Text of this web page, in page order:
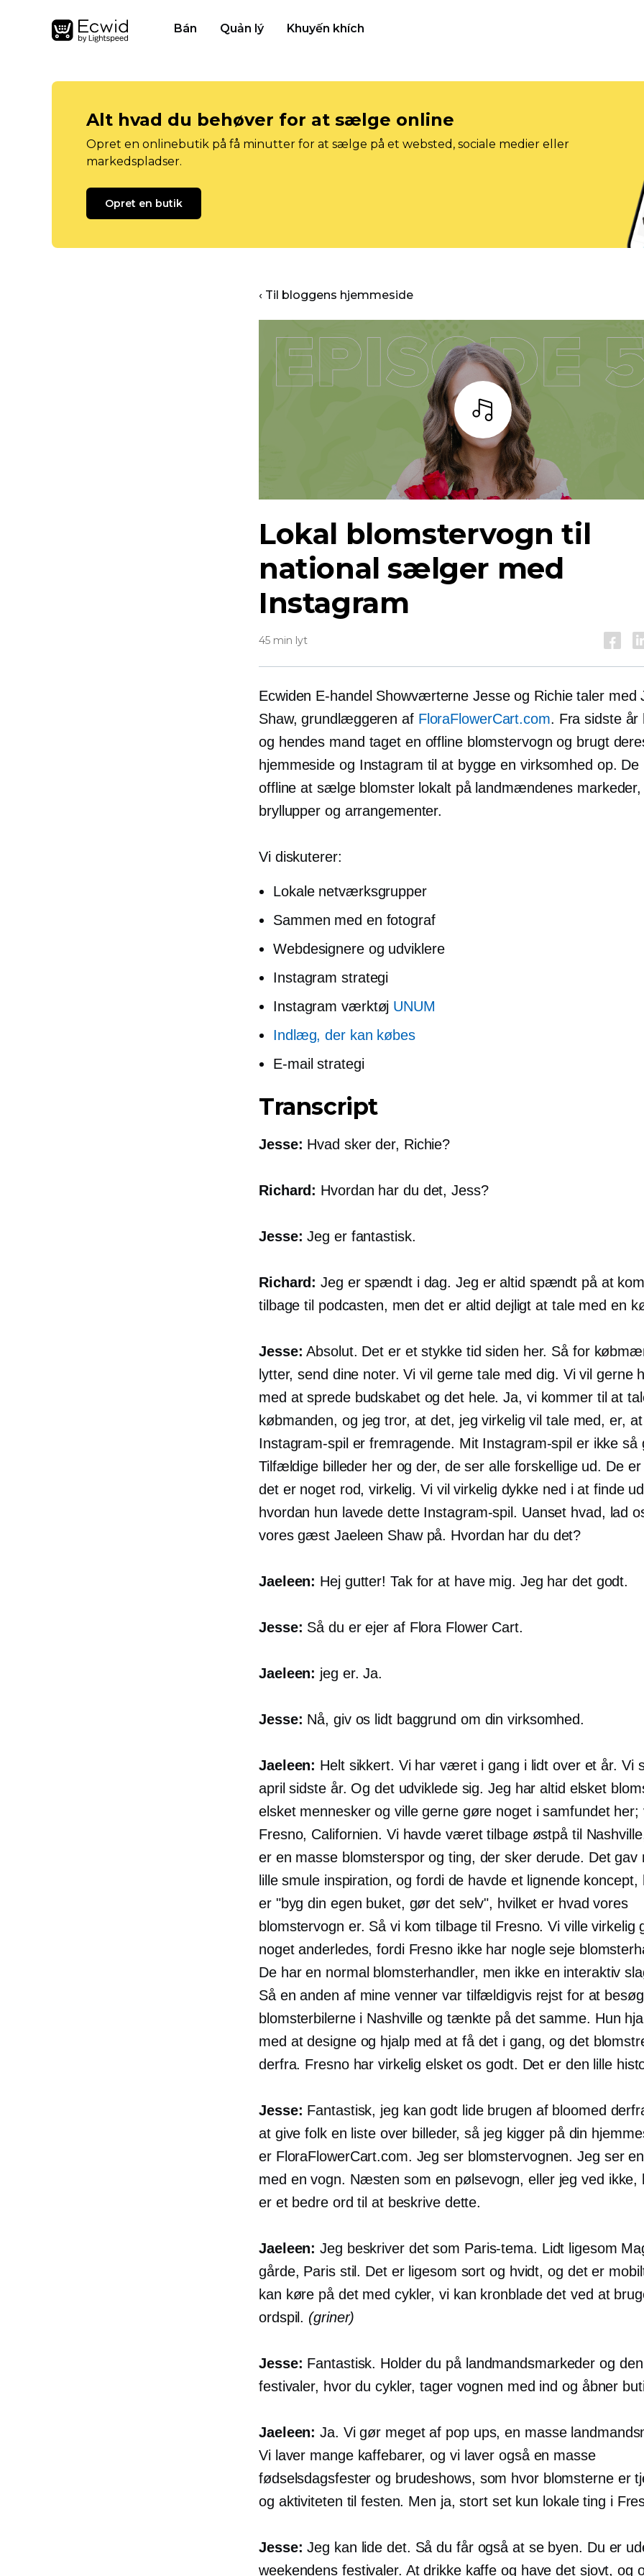
Bán Quản lý Khuyến khích
Alt hvad du behøver for at sælge online
Opret en onlinebutik på få minutter for at sælge på et websted, sociale medier eller
markedspladser.
Opret en butik
‹ Til bloggens hjemmeside
Lyt
Lokal blomstervogn til
national sælger med
Instagram
45 min lyt
Ecwiden E-handelShowværterne Jesse og Richie taler med
Shaw, grundlæggeren af FloraFlowerCart.com. Fra sidste år
og hendes mand taget en offline blomstervogn og brugt
hjemmeside og Instagram til at bygge en virksomhed op. De
offline at sælge blomster lokalt på landmændenes
bryllupper og arrangementer.
Vi diskuterer:
Lokale netværksgrupper
Sammen med en fotograf
Webdesignere og udviklere
Instagram strategi
Instagram værktøj UNUM
Indlæg, der kan købes
E-mail strategi
Transcript
Jesse: Hvad sker der, Richie?
Richard: Hvordan har du det, Jess?
Jesse: Jeg er fantastisk.
Richard: Jeg er spændt i dag. Jeg er altid spændt på at
tilbage til podcasten, men det er altid dejligt at tale med en
Jesse: Absolut. Det er et stykke tid siden her. Så for
lytter, send dine noter. Vi vil gerne tale med dig. Vi vil gerne
med at sprede budskabet og det hele. Ja, vi kommer til at
købmanden, og jeg tror, ​​at det, jeg virkelig vil tale med, er,
Instagram-spil er fremragende. Mit Instagram-spil er ikke så
Tilfældige billeder her og der, de ser alle forskellige ud. De
det er noget rod, virkelig. Vi vil virkelig dykke ned i at finde
hvordan hun lavede dette Instagram-spil. Uanset hvad, lad
vores gæst Jaeleen Shaw på. Hvordan har du det?
Jaeleen: Hej gutter! Tak for at have mig. Jeg har det godt.
Jesse: Så du er ejer af Flora Flower Cart.
Jaeleen: jeg er. Ja.
Jesse: Nå, giv os lidt baggrund om din virksomhed.
Jaeleen: Helt sikkert. Vi har været i gang i lidt over et år. Vi
april sidste år. Og det udviklede sig. Jeg har altid elsket
elsket mennesker og ville gerne gøre noget i samfundet her;
Fresno, Californien. Vi havde været tilbage østpå til
er en masse blomsterspor og ting, der sker derude. Det gav
lille smule inspiration, og fordi de havde et lignende koncept,
er "byg din egen buket, gør det selv", hvilket er hvad vores
blomstervogn er. Så vi kom tilbage til Fresno. Vi ville virkelig
noget anderledes, fordi Fresno ikke har nogle seje
De har en normal blomsterhandler, men ikke en interaktiv
Så en anden af ​​mine venner var tilfældigvis rejst for at
blomsterbilerne i Nashville og tænkte på det samme. Hun
med at designe og hjalp med at få det i gang, og det
derfra. Fresno har virkelig elsket os godt. Det er den lille
Jesse: Fantastisk, jeg kan godt lide brugen af ​​bloomed
at give folk en liste over billeder, så jeg kigger på din
er FloraFlowerCart.com. Jeg ser blomstervognen. Jeg ser
med en vogn. Næsten som en pølsevogn, eller jeg ved ikke,
er et bedre ord til at beskrive dette.
Jaeleen: Jeg beskriver det som Paris-tema. Lidt ligesom
gårde, Paris stil. Det er ligesom sort og hvidt, og det er
kan køre på det med cykler, vi kan kronblade det ved at
ordspil. (griner)
Jesse: Fantastisk. Holder du på landmandsmarkeder og
festivaler, hvor du cykler, tager vognen med ind og åbner
Jaeleen: Ja. Vi gør meget af pop ups, en masse
Vi laver mange kaffebarer, og vi laver også en masse
fødselsdagsfester og brudeshows, som hvor blomsterne er
og aktiviteten til festen. Men ja, stort set kun lokale ting i
Jesse: Jeg kan lide det. Så du får også at se byen. Du er
weekendens festivaler. At drikke kaffe og have det sjovt, og